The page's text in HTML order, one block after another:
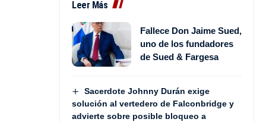
Leer Más
Fallece Don Jaime Sued,
uno de los fundadores
de Sued & Fargesa
Sacerdote Johnny Durán exige
solución al vertedero de Falconbridge y
advierte sobre posible bloqueo a